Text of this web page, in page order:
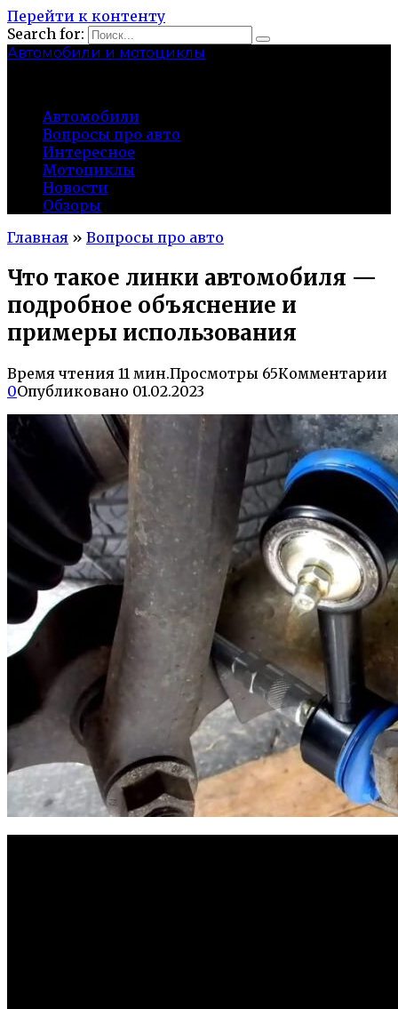
Перейти к контенту
Search for:
Автомобили и мотоциклы
Автомобили
Вопросы про авто
Интересное
Мотоциклы
Новости
Обзоры
Главная » Вопросы про авто
Что такое линки автомобиля —
подробное объяснение и
примеры использования
Время чтения 11 мин.Просмотры 65Комментарии
0Опубликовано 01.02.2023